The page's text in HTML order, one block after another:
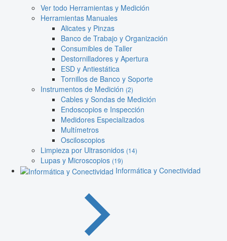
Ver todo Herramientas y Medición
Herramientas Manuales
Alicates y Pinzas
Banco de Trabajo y Organización
Consumibles de Taller
Destornilladores y Apertura
ESD y Antiestática
Tornillos de Banco y Soporte
Instrumentos de Medición (2)
Cables y Sondas de Medición
Endoscopios e Inspección
Medidores Especializados
Multímetros
Osciloscopios
Limpieza por Ultrasonidos (14)
Lupas y Microscopios (19)
Informática y Conectividad